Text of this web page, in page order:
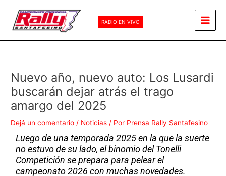
contenido
RADIO EN VIVO
Main
Nuevo año, nuevo auto: Los Lusardi
buscarán dejar atrás el trago
amargo del 2025
Dejá un comentario / Noticias / Por Prensa Rally Santafesino
Luego de una temporada 2025 en la que la suerte
no estuvo de su lado, el binomio del Tonelli
Competición se prepara para pelear el
campeonato 2026 con muchas novedades.